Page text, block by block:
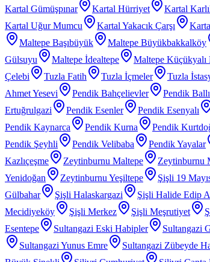
Kartal Gümüşpınar
Kartal Hürriyet Kartal
Kartal Uğur Mumcu
Kartal Yakacık Çarşı
Maltepe Başıbüyük
Maltepe Büyükbakkalköy
Gülsuyu
Maltepe İdealtepe Maltepe Küçükyalı
Çelebi
Tuzla Fatih Tuzla İçmeler Tuzla
Ahmet Yesevi
Pendik Bahçelievler Pendik
Ertuğrulgazi
Pendik Esenler Pendik Esenyalı
Pendik Kaynarca
Pendik Kurna Pendik
Pendik Şeyhli
Pendik Velibaba Pendik Yayalar
Kazlıçeşme
Zeytinburnu Maltepe Zeytinburnu
Yenidoğan
Zeytinburnu Yeşiltepe Şişli 19
Gülbahar
Şişli Halaskargazi Şişli Halide Edip
Mecidiyeköy
Şişli Merkez Şişli Meşrutiyet
Esentepe
Sultangazi Eski Habipler Sultangazi
Sultangazi Yunus Emre
Sultangazi Zübeyde